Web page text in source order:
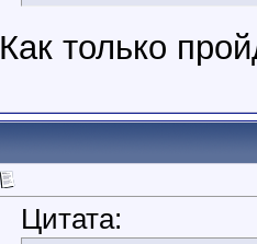
Как только
Цитата: